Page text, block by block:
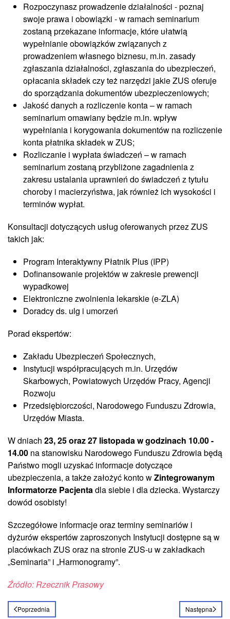
Rozpoczynasz prowadzenie działalności - poznaj
swoje prawa i obowiązki - w ramach seminarium
zostaną przekazane informacje, które ułatwią
wypełnianie obowiązków związanych z
prowadzeniem własnego biznesu, m.in. zasady
zgłaszania działalności, zgłaszania do ubezpieczeń,
opłacania składek czy też narzędzi jakie ZUS oferuje
do sporządzania dokumentów ubezpieczeniowych;
Jakość danych a rozliczenie konta – w ramach
seminarium omawiany będzie m.in. wpływ
wypełniania i korygowania dokumentów na rozliczenie
konta płatnika składek w ZUS;
Rozliczanie i wypłata świadczeń – w ramach
seminarium zostaną przybliżone zagadnienia z
zakresu ustalania uprawnień do świadczeń z tytułu
choroby i macierzyństwa, jak również ich wysokości i
terminów wypłat.
Konsultacji dotyczących usług oferowanych przez ZUS
takich jak:
Program Interaktywny Płatnik Plus (IPP)
Dofinansowanie projektów w zakresie prewencji
wypadkowej
Elektroniczne zwolnienia lekarskie (e-ZLA)
Doradcy ds. ulg i umorzeń
Porad ekspertów:
Zakładu Ubezpieczeń Społecznych,
Instytucji współpracujących m.in. Urzędów
Skarbowych, Powiatowych Urzędów Pracy, Agencji
Rozwoju
Przedsiębiorczości, Narodowego Funduszu Zdrowia,
Urzędów Miasta.
W dniach 23, 25 oraz 27 listopada w godzinach 10.00 -
14.00 na stanowisku Narodowego Funduszu Zdrowia będą
Państwo mogli uzyskać informacje dotyczące
ubezpieczenia, a także założyć konto wZintegrowanym
Informatorze Pacjentadla siebie i dla dziecka. Wystarczy
dowód osobisty!
Szczegółowe informacje oraz terminy seminariów i
dyżurów ekspertów zaproszonych Instytucji dostępne są w
placówkach ZUS oraz na stronie ZUS-u w zakładkach
„Seminaria” i „Harmonogramy”.
Źródło: Rzecznik Prasowy
Poprzednia Następna